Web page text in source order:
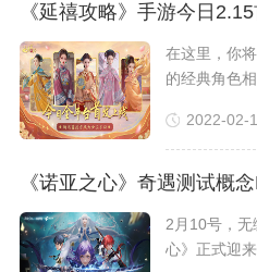
在这里，你
的经典角色
2022-02-
2月10号，无
心》正式迎